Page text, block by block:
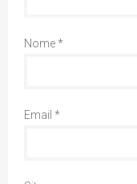
Nome*
Email *